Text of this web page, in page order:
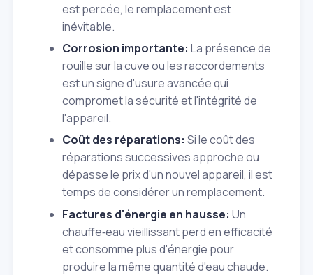
est percée, le remplacement est
inévitable.
Corrosion importante: La présence de
rouille sur la cuve ou les raccordements
est un signe d'usure avancée qui
compromet la sécurité et l'intégrité de
l'appareil.
Coût des réparations: Si le coût des
réparations successives approche ou
dépasse le prix d'un nouvel appareil, il est
temps de considérer un remplacement.
Factures d'énergie en hausse: Un
chauffe‑eau vieillissant perd en efficacité
et consomme plus d'énergie pour
produire la même quantité d'eau chaude.